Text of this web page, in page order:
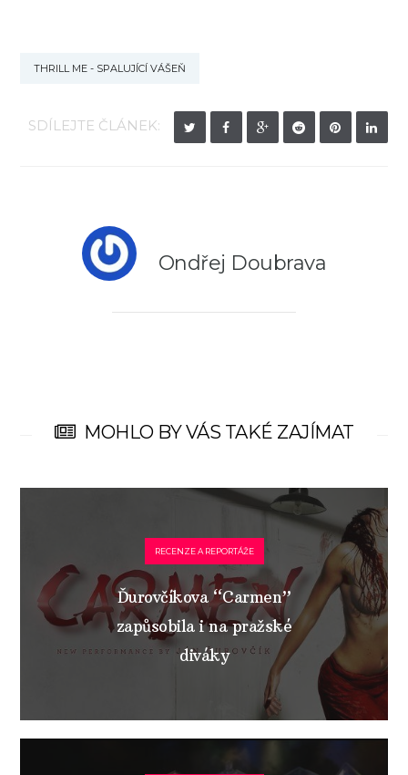
THRILL ME - SPALUJÍCÍ VÁŠEŇ
SDÍLEJTE ČLÁNEK:
Ondřej Doubrava
MOHLO BY VÁS TAKÉ ZAJÍMAT
RECENZE A REPORTÁŽE
Ďurovčíkova “Carmen”
zapůsobila i na pražské
diváky